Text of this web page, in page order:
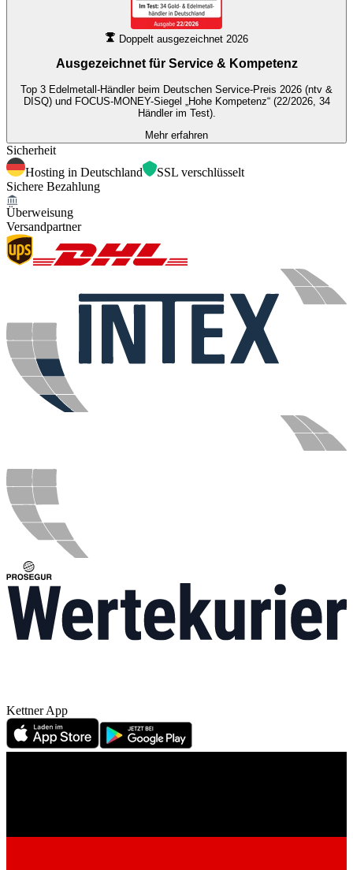
Doppelt ausgezeichnet 2026
Ausgezeichnet für Service & Kompetenz
Top 3 Edelmetall-Händler beim Deutschen Service-Preis 2026 (ntv &
DISQ) und FOCUS-MONEY-Siegel „Hohe Kompetenz“ (22/2026, 34
Händler im Test).
Mehr erfahren
Sicherheit
Hosting in Deutschland
SSL verschlüsselt
Sichere Bezahlung
Überweisung
Versandpartner
Kettner App